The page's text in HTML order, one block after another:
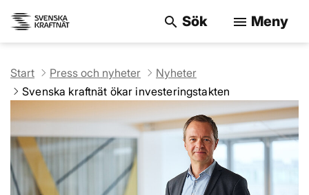
search Sök menu Meny
Start Press och nyheter
Nyheter
Svenska kraftnät ökar investeringstakten